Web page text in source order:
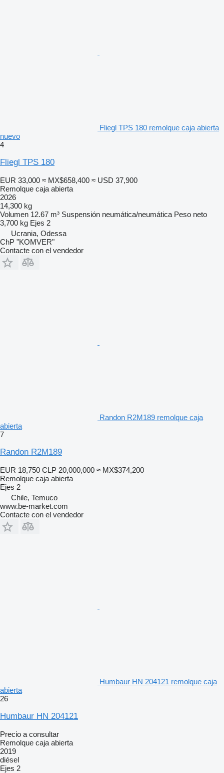
Fliegl TPS 180 remolque caja abierta
nuevo
4
Fliegl TPS 180
EUR 33,000 ≈ MX$658,400 ≈ USD 37,900
Remolque caja abierta
2026
14,300 kg
Volumen 12.67 m³ Suspensión neumática/neumática Peso neto
3,700 kg Ejes 2
Ucrania, Odessa
ChP "KOMVER"
Contacte con el vendedor
Randon R2M189 remolque caja
abierta
7
Randon R2M189
EUR 18,750 CLP 20,000,000 ≈ MX$374,200
Remolque caja abierta
Ejes 2
Chile, Temuco
www.be-market.com
Contacte con el vendedor
Humbaur HN 204121 remolque caja
abierta
26
Humbaur HN 204121
Precio a consultar
Remolque caja abierta
2019
diésel
Ejes 2